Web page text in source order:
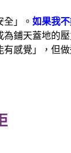
」。 如果我
鋪天蓋地的
感覺」，但